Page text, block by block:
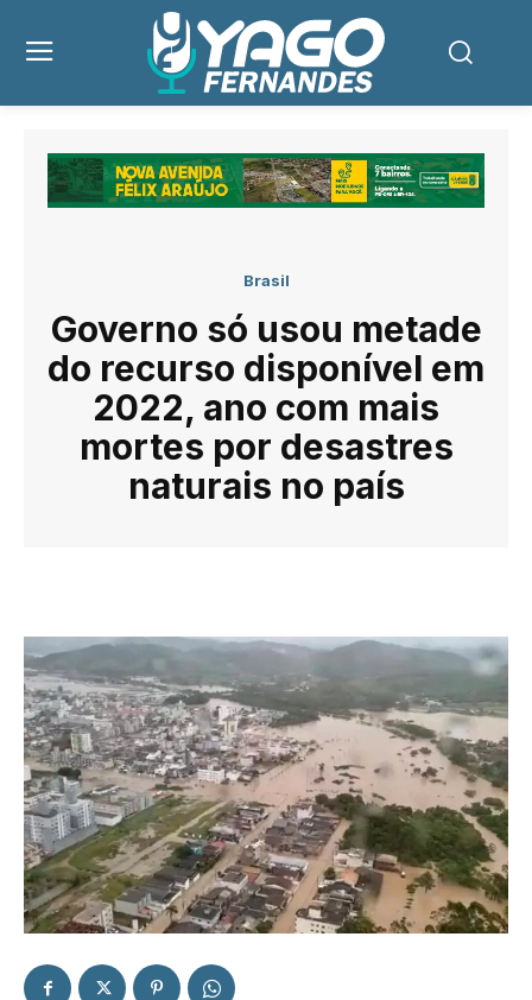
Brasil
Governo só usou metade
do recurso disponível em
2022, ano com mais
mortes por desastres
naturais no país